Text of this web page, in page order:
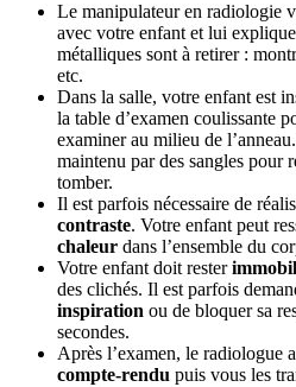
Le manipulateur en radiologie
avec votre enfant et lui
métalliques sont à retirer :
etc.
Dans la salle, votre enfant est
la table d’examen coulissante
examiner au milieu de
maintenu par des sangles pour
tomber.
Il est parfois nécessaire de
contraste. Votre enfant peut
chaleur dans l’ensemble du
Votre enfant doit rester
des clichés. Il est parfois
inspiration ou de bloquer sa
secondes.
Après l’examen, le radiologue
compte-rendu puis vous les